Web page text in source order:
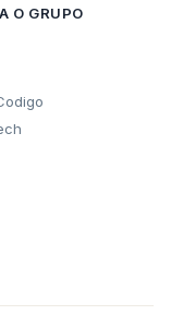
O GRUPO